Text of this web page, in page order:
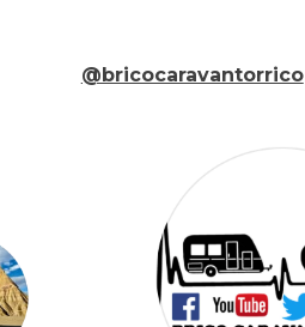
@bricocaravantorrico